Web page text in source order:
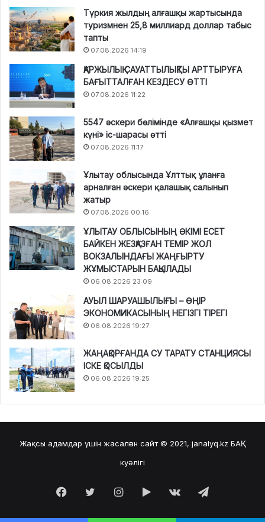
Түркия жылдың алғашқы жартысында
туризмнен 25,8 миллиард доллар табыс
тапты
07.08.2026 14:19
ҚАРЖЫЛЫҚ САУАТТЫЛЫҚТЫ АРТТЫРУҒА
БАҒЫТТАЛҒАН КЕЗДЕСУ ӨТТІ
07.08.2026 11:22
5547 әскери бөлімінде «Алғашқы қызмет
күні» іс-шарасы өтті
07.08.2026 11:17
Ұлытау облысында Ұлттық ұланға
арналған әскери қалашық салынып
жатыр
07.08.2026 00:16
ҰЛЫТАУ ОБЛЫСЫНЫҢ ӘКІМІ ЕСЕТ
БАЙКЕН ЖЕЗҚАЗҒАН ТЕМІР ЖОЛ
ВОКЗАЛЫНДАҒЫ ЖАҢҒЫРТУ
ЖҰМЫСТАРЫН БАҚЫЛАДЫ
06.08.2026 23:09
АУЫЛ ШАРУАШЫЛЫҒЫ – ӨҢІР
ЭКОНОМИКАСЫНЫҢ НЕГІЗГІ ТІРЕГІ
06.08.2026 19:27
ЖАҢАҚОРҒАНДА СУ ТАРАТУ СТАНЦИЯСЫ
ІСКЕ ҚОСЫЛДЫ
06.08.2026 19:25
Жақсы адамдар үшін жасалған сайт © 2021, janalyq.kz БАҚ
куәлігі
Facebook
TwitterInstagram
Google vk.com